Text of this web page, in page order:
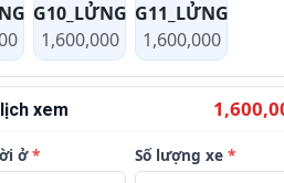
G10_LỬNG
1,600,000
G11_LỬNG
1,600,000
xem
ở* Số lượng xe *